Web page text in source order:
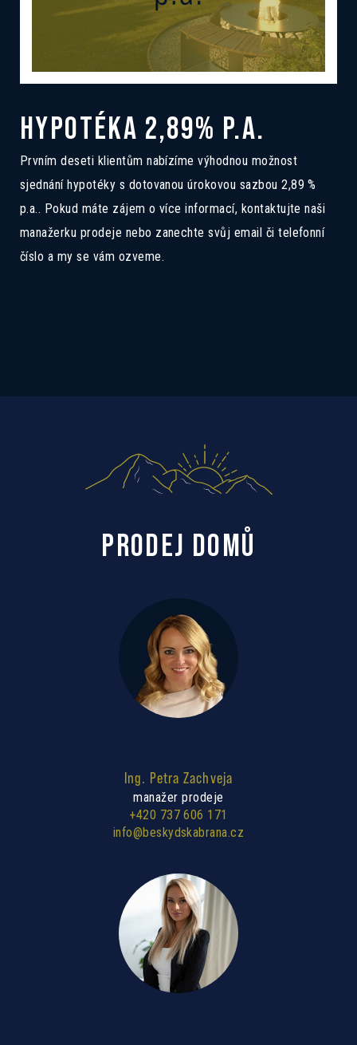
HYPOTÉKA 2,89% P.A.
Prvním deseti klientům nabízíme výhodnou možnost
sjednání hypotéky s dotovanou úrokovou sazbou 2,89 %
p.a.. Pokud máte zájem o více informací, kontaktujte naši
manažerku prodeje nebo zanechte svůj email či telefonní
číslo a my se vám ozveme.
PRODEJ DOMŮ
Ing. Petra Zachveja
manažer prodeje
+420 737 606 171
info@beskydskabrana.cz